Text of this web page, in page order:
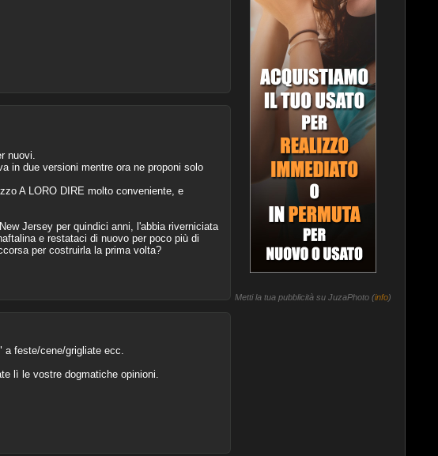
nuovi.
in due versioni mentre ora ne proponi solo
A LORO DIRE molto conveniente, e
Jersey per quindici anni, l'abbia riverniciata
e restataci di nuovo per poco più di
per costruirla la prima volta?
feste/cene/grigliate ecc.
lì le vostre dogmatiche opinioni.
Metti la tua pubblicità su JuzaPhoto (info)